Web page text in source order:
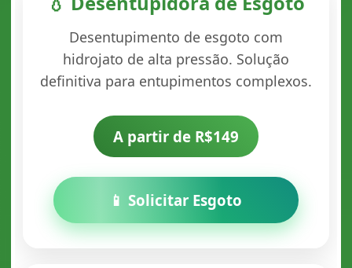
Desentupimento de esgoto com
hidrojato de alta pressão. Solução
definitiva para entupimentos complexos.
A partir de R$149
📱 Solicitar Esgoto